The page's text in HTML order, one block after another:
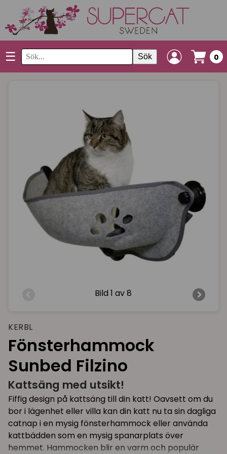
☰ Sök 0
Bild1 av 8
KERBL
Fönsterhammock
Sunbed Filzino
Kattsäng med utsikt!
Fiffig design på kattsäng till din katt! Oavsett om du
bor i lägenhet eller villa kan din katt nu ta sin dagliga
catnap i en mysig fönsterhammock eller använda
kattbädden som en mysig spanarplats över
hemmet. Hammocken blir en varm och populär